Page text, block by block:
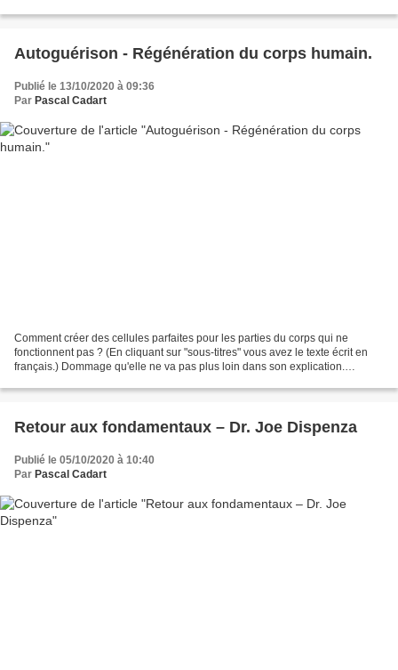
Autoguérison - Régénération du corps humain.
Publié le 13/10/2020 à 09:36
Par Pascal Cadart
Comment créer des cellules parfaites pour les parties du corps qui ne
fonctionnent pas ? (En cliquant sur "sous-titres" vous avez le texte écrit en
français.) Dommage qu'elle ne va pas plus loin dans son explication.
Retour aux fondamentaux – Dr. Joe Dispenza
Publié le 05/10/2020 à 10:40
Par Pascal Cadart